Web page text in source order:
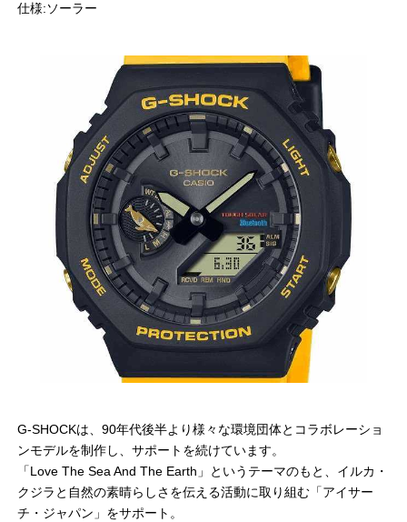
仕様:ソーラー
G-SHOCKは、90年代後半より様々な環境団体とコラボレーショ
ンモデルを制作し、サポートを続けています。
「Love The Sea And The Earth」というテーマのもと、イルカ・
クジラと自然の素晴らしさを伝える活動に取り組む「アイサー
チ・ジャパン」をサポート。